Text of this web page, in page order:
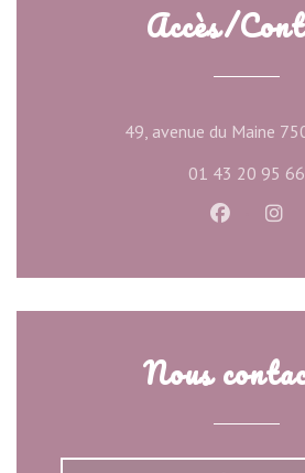
Accès/
49, avenue du Maine
01 43 20 95 66
Nous